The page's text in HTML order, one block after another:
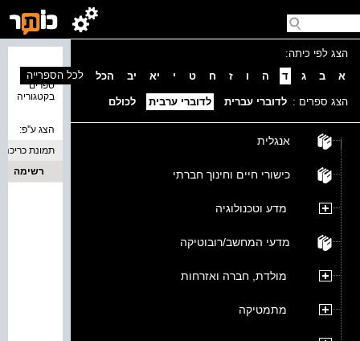
הצג לפי כיתה:
א
ב ג ד ה ו ז ח ט י יא יב הכל
הצג ספרים : לדוברי עברית לדוברי ערבית לכולם
אנגלית
כישורי חיים וחינוך חברתי
מדע וטכנולוגיה
מדעי המחשב/רובוטיקה
מולדת, חברה ואזרחות
מתמטיקה
ספרים
בקטגוריה
לכל הספרייה
הצג ע''פ:
תמונת כריכה
רשימה